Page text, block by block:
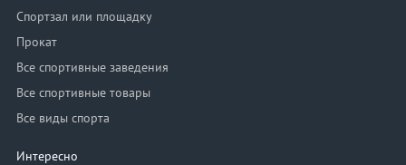
Спортзал или площадку
Прокат
Все спортивные заведения
Все спортивные товары
Все виды спорта
Интересно